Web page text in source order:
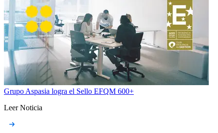
Grupo Aspasia logra el Sello EFQM 600+
Leer Noticia